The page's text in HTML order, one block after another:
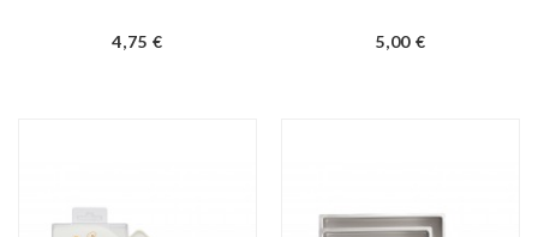
4,75 € 5,00 €